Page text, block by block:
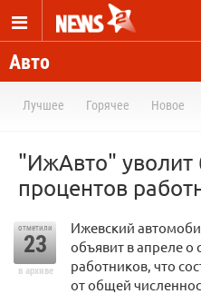
Авто
Лучшее Горячее Новое
"ИжАвто" уволит
процентов
отметили
23
в архиве
Ижевский
объявит в апреле о
работников, что
от общей